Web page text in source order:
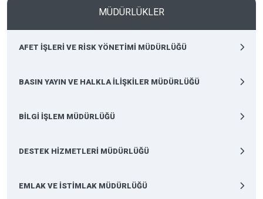
MÜDÜRLÜKLER
AFET İŞLERİ VE RİSK YÖNETİMİ MÜDÜRLÜĞÜ
BASIN YAYIN VE HALKLA İLİŞKİLER MÜDÜRLÜĞÜ
BİLGİ İŞLEM MÜDÜRLÜĞÜ
DESTEK HİZMETLERİ MÜDÜRLÜĞÜ
EMLAK VE İSTİMLAK MÜDÜRLÜĞÜ